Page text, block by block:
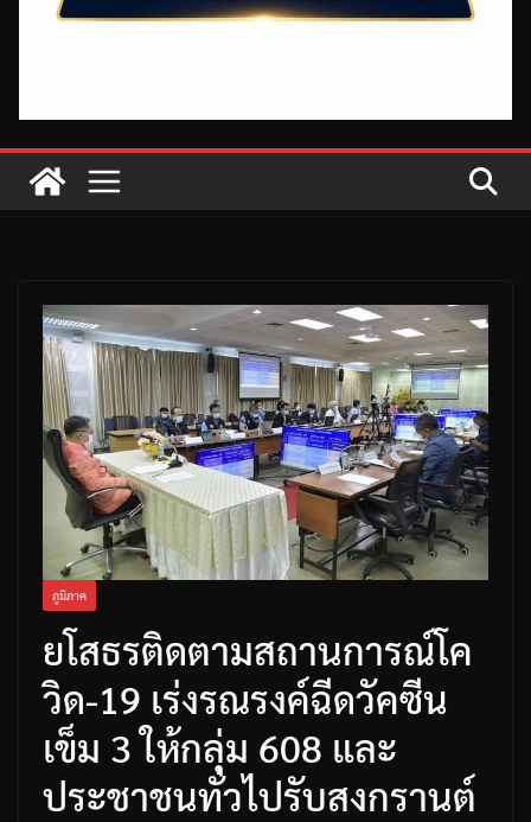
ภูมิภาค
ยโสธรติดตามสถานการณ์โค
วิด-19 เร่งรณรงค์ฉีดวัคซีน
เข็ม 3 ให้กลุ่ม 608 และ
ประชาชนทั่วไปรับสงกรานต์